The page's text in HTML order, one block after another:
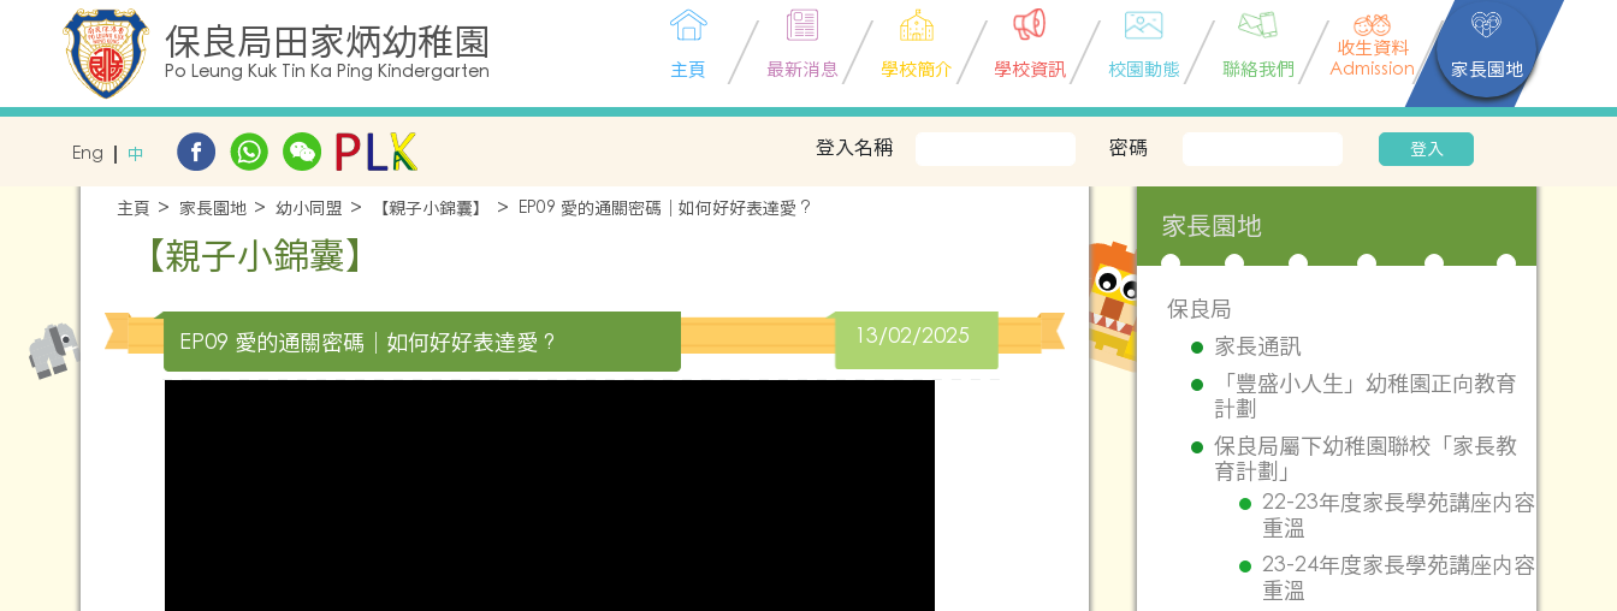
保良局田家炳幼稚園
Po Leung Kuk Tin Ka Ping Kindergarten 主頁 最新消息 學校簡介 學校資訊 校園動態 聯絡我們
收生資料
Admission
家長園地
Eng 中 登入名稱 密碼 登入
主頁 家長園地 幼小同盟 【親子小錦囊】 EP09 愛的通關密碼｜如何好好表達愛 ?
【親子小錦囊】
EP09 愛的通關密碼｜如何好好表達愛 ? 13/02/2025
家長園地
保良局
家長通訊
「豐盛小人生」幼稚園正向教育
計劃
保良局屬下幼稚園聯校「家長教
育計劃」
22-23年度家長學苑講座内容
重溫
23-24年度家長學苑講座内容
重溫